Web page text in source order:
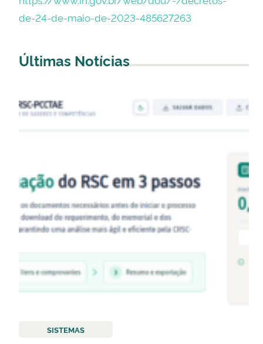
de-24-de-maio-de-2023-485627263
Últimas Notícias
SISTEMAS